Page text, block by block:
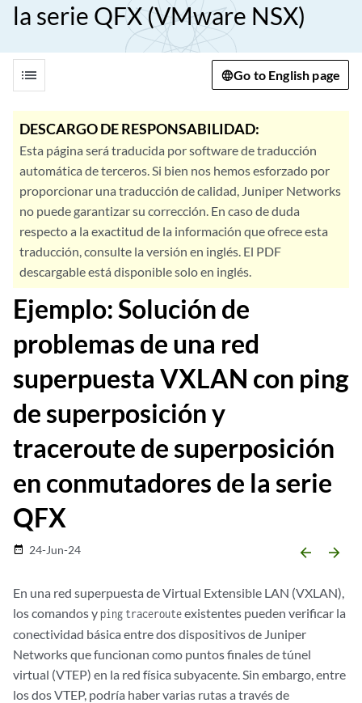
la serie QFX (VMware NSX)
list Go to English page
DESCARGO DE RESPONSABILIDAD:
Esta página será traducida por software de traducción
automática de terceros. Si bien nos hemos esforzado por
proporcionar una traducción de calidad, Juniper Networks
no puede garantizar su corrección. En caso de duda
respecto a la exactitud de la información que ofrece esta
traducción, consulte la versión en inglés. El PDF
descargable está disponible solo en inglés.
Ejemplo: Solución de
problemas de una red
superpuesta VXLAN con ping
de superposición y
traceroute de superposición
en conmutadores de la serie
QFX
date_range 24-Jun-24 arrow_backward arrow_forward
En una red superpuesta de Virtual Extensible LAN (VXLAN),
los comandos yping tracerouteexistentes pueden verificar la
conectividad básica entre dos dispositivos de Juniper
Networks que funcionan como puntos finales de túnel
virtual (VTEP) en la red física subyacente. Sin embargo, entre
los dos VTEP, podría haber varias rutas a través de